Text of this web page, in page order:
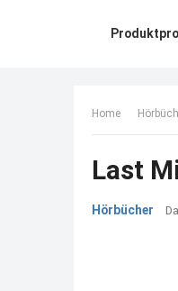
Home
Last
Hörbücher